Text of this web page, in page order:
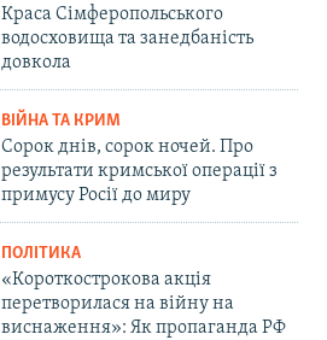
Краса Сімферопольського
водосховища та занедбаність
довкола
ВІЙНА ТА КРИМ
Сорок днів, сорок ночей. Про
результати кримської операції з
примусу Росії до миру
ПОЛІТИКА
«Короткострокова акція
перетворилася на війну на
виснаження»: Як пропаганда РФ